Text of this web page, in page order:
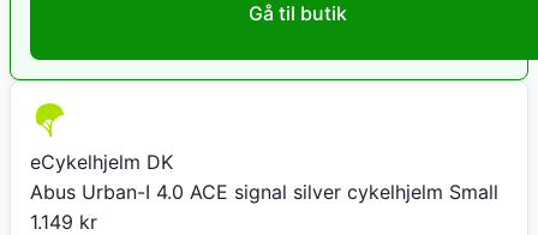
Gå til butik
eCykelhjelm DK
Abus Urban-I 4.0 ACE signal silver cykelhjelm Small
1.149 kr